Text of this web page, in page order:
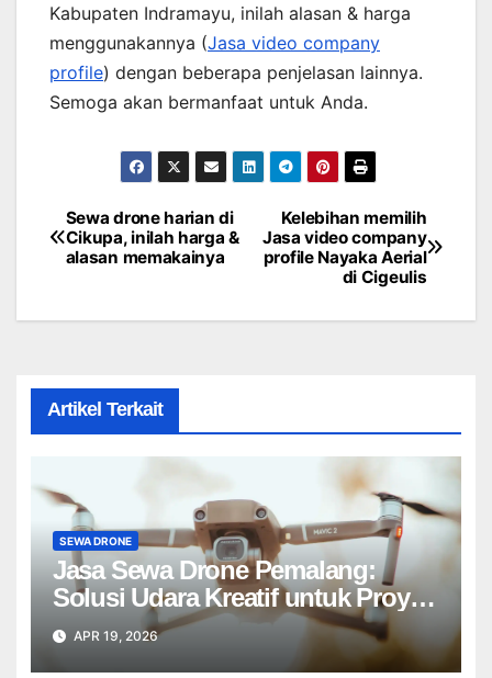
Kabupaten Indramayu, inilah alasan & harga
menggunakannya (Jasa video company
profile) dengan beberapa penjelasan lainnya.
Semoga akan bermanfaat untuk Anda.
Post
navigation
Kelebihan memilih
Jasa video company
profile Nayaka Aerial
di Cigeulis
Sewa drone harian di
Cikupa, inilah harga &
alasan memakainya
Artikel Terkait
SEWA DRONE
Jasa Sewa Drone Pemalang:
Solusi Udara Kreatif untuk Proyek
Anda Tanpa Batas】
APR 19, 2026